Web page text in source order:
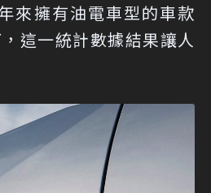
來擁有油電車型的車款
這一統計數據結果讓人